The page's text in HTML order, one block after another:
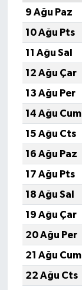
9 Ağu Paz
10 Ağu Pts
11 Ağu Sal
12 Ağu Çar
13 Ağu Per
14 Ağu Cum
15 Ağu Cts
16 Ağu Paz
17 Ağu Pts
18 Ağu Sal
19 Ağu Çar
20 Ağu Per
21 Ağu Cum
22 Ağu Cts